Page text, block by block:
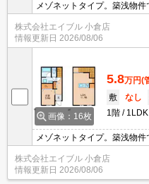
メゾネットタイプ。築浅物
株式会社エイブル 小倉店
情報更新日 2026/08/06
画像：16枚
5.8万円(
敷
なし
1階
1LDK
メゾネットタイプ。築浅物
株式会社エイブル 小倉店
情報更新日 2026/08/06